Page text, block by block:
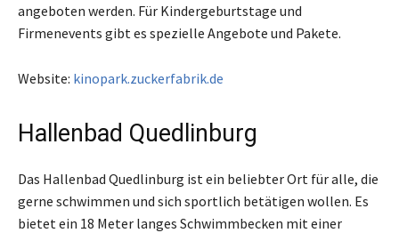
angeboten werden. Für Kindergeburtstage und
Firmenevents gibt es spezielle Angebote und Pakete.
Website: kinopark.zuckerfabrik.de
Hallenbad Quedlinburg
Das Hallenbad Quedlinburg ist ein beliebter Ort für alle, die
gerne schwimmen und sich sportlich betätigen wollen. Es
bietet ein 18 Meter langes Schwimmbecken mit einer